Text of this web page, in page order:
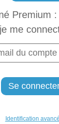
Premium :
je me
Identification